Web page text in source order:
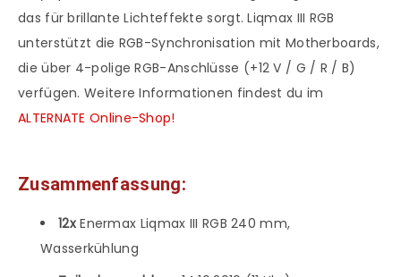
das für brillante Lichteffekte sorgt. Liqmax III RGB
unterstützt die RGB-Synchronisation mit Motherboards,
die über 4-polige RGB-Anschlüsse (+12 V / G / R / B)
verfügen. Weitere Informationen findest du im
ALTERNATE Online-Shop!
Zusammenfassung:
12xEnermax Liqmax III RGB 240 mm,
Wasserkühlung